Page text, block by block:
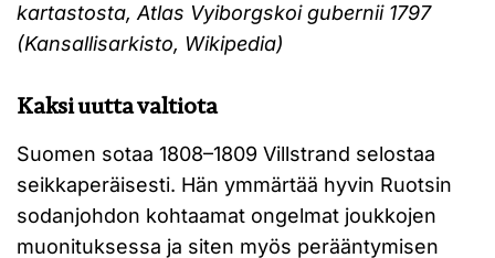
kartastosta, Atlas Vyiborgskoi gubernii 1797
(Kansallisarkisto, Wikipedia)
Kaksi uutta valtiota
Suomen sotaa 1808–1809 Villstrand selostaa
seikkaperäisesti. Hän ymmärtää hyvin Ruotsin
sodanjohdon kohtaamat ongelmat joukkojen
muonituksessa ja siten myös perääntymisen